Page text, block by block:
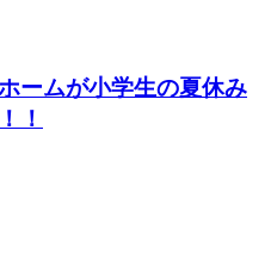
ームが小学生の夏休み
！